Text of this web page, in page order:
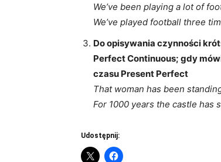
We’ve been playing a lot of
We’ve played football three
Do opisywania czynności
Perfect Continuous; gdy
czasu Present Perfect
That woman has been
For 1000 years the castle has
Udostępnij: